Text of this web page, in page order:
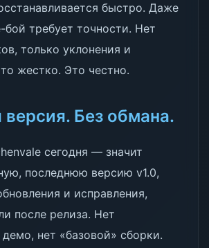
быстро. Даже
требует точности. Нет
только уклонения и
жестко. Это честно.
версия. Без обмана.
сегодня — значит
последнюю версию v1.0,
и исправления,
после релиза. Нет
нет «базовой» сборки.